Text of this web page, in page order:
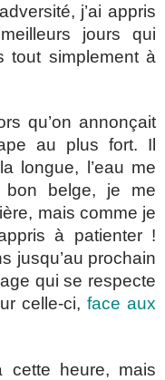
j’ai appris
jours qui
tout simplement à
qu’on annonçait
au plus fort. Il
longue, l’eau me
belge, je me
mais comme je
à patienter !
jusqu’au prochain
qui se respecte
celle-ci, face aux
heure, mais